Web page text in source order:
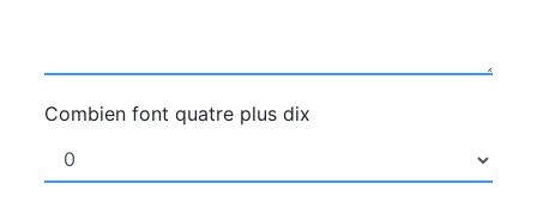
Combien font quatre plus dix